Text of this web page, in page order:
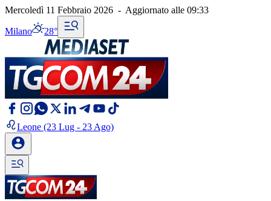
Mercoledì 11 Febbraio 2026 - Aggiornato alle 09:33
Milano 28°
Leone (23 Lug - 23 Ago)